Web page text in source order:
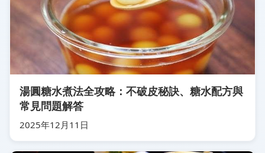
湯圓糖水煮法全攻略：不破皮秘訣、糖水配方與
常見問題解答
2025年12月11日